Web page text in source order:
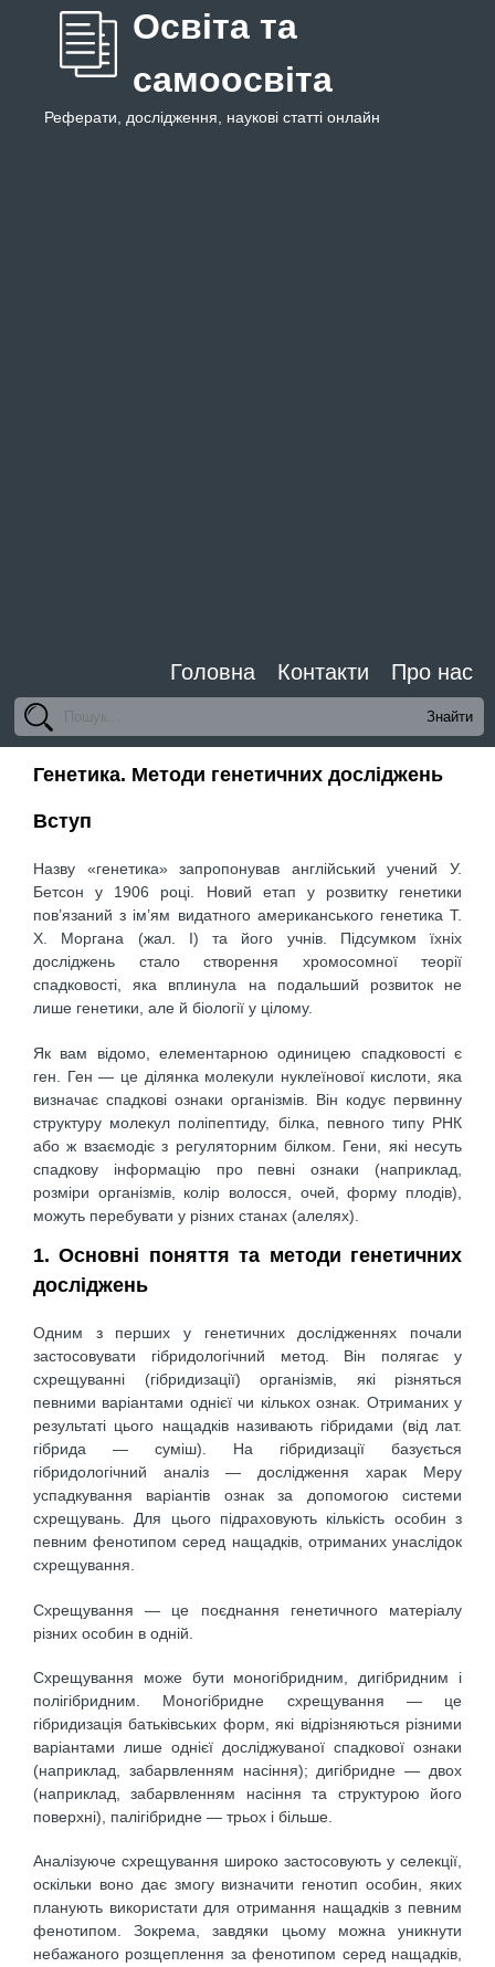
Освіта та
самоосвіта
Реферати, дослідження, наукові статті онлайн
Головна Контакти Про нас
Генетика. Методи генетичних досліджень
Вступ
Назву «генетика» запропонував англійський учений У.
Бетсон у 1906 році. Новий етап у розвитку генетики
пов’язаний з ім’ям видатного американського генетика Т.
Х. Моргана (жал. І) та його учнів. Підсумком їхніх
досліджень стало створення хромосомної теорії
спадковості, яка вплинула на подальший розвиток не
лише генетики, але й біології у цілому.
Як вам відомо, елементарною одиницею спадковості є
ген. Ген — це ділянка молекули нуклеїнової кислоти, яка
визначає спадкові ознаки організмів. Він кодує первинну
структуру молекул поліпептиду, білка, певного типу РНК
або ж взаємодіє з регуляторним білком. Гени, які несуть
спадкову інформацію про певні ознаки (наприклад,
розміри організмів, колір волосся, очей, форму плодів),
можуть перебувати у різних станах (алелях).
1. Основні поняття та методи генетичних
досліджень
Одним з перших у генетичних дослідженнях почали
застосовувати гібридологічний метод. Він полягає у
схрещуванні (гібридизації) організмів, які різняться
певними варіантами однієї чи кількох ознак. Отриманих у
результаті цього нащадків називають гібридами (від лат.
гібрида — суміш). На гібридизації базується
гібридологічний аналіз — дослідження харак Меру
успадкування варіантів ознак за допомогою системи
схрещувань. Для цього підраховують кількість особин з
певним фенотипом серед нащадків, отриманих унаслідок
схрещування.
Схрещування — це поєднання генетичного матеріалу
різних особин в одній.
Схрещування може бути моногібридним, дигібридним і
полігібридним. Моногібридне схрещування — це
гібридизація батьківських форм, які відріз­няються різними
варіантами лише однієї досліджуваної спадкової ознаки
(наприклад, забарвленням насіння); дигібридне — двох
(наприклад, забарвленням насіння та структурою його
поверхні), палігібридне — трьох і більше.
Аналізуюче схрещування широко застосовують у селекції,
оскільки воно дає змогу визначити генотип особин, яких
планують використати для отримання нащадків з певним
фенотипом. Зокрема, завдяки цьому можна уникнути
небажаного розщеплення за фенотипом серед нащадків,